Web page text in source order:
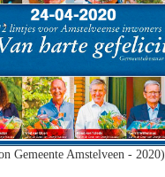
Gemeente Amstelveen - 2020)